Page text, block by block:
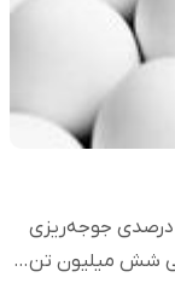
مدیرعامل اتحادیه مرغداران میهن: با رشد 33 درصدی جوجه‌ریزی
شش میلیون تن…